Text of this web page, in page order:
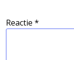
Reactie *